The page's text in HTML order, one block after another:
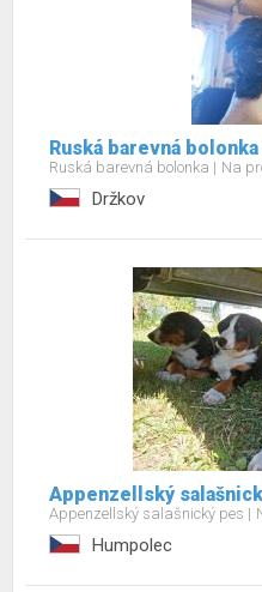
Ruská barevná
Ruská barevná bolonka Na
Držkov
Appenzellský
Appenzellský salašnický pes
Humpolec